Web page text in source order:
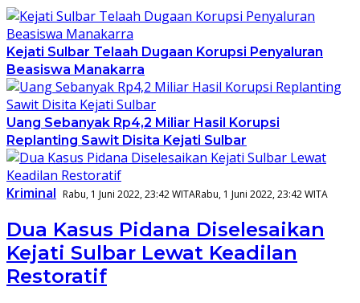
Kejati Sulbar Telaah Dugaan Korupsi Penyaluran
Beasiswa Manakarra
Uang Sebanyak Rp4,2 Miliar Hasil Korupsi
Replanting Sawit Disita Kejati Sulbar
Kriminal Rabu, 1 Juni 2022, 23:42 WITARabu, 1 Juni 2022, 23:42 WITA
Dua Kasus Pidana Diselesaikan
Kejati Sulbar Lewat Keadilan
Restoratif